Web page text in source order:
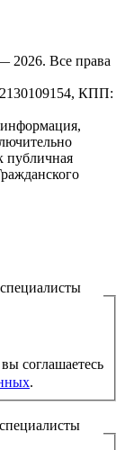
2026. Все права
КПП:
информация,
публичная
соглашаетесь
.